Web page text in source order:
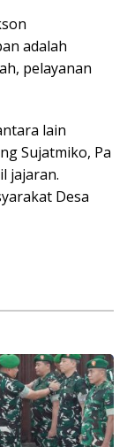
adalah
pelayanan
lain
Sujatmiko, Pa
jajaran.
Desa